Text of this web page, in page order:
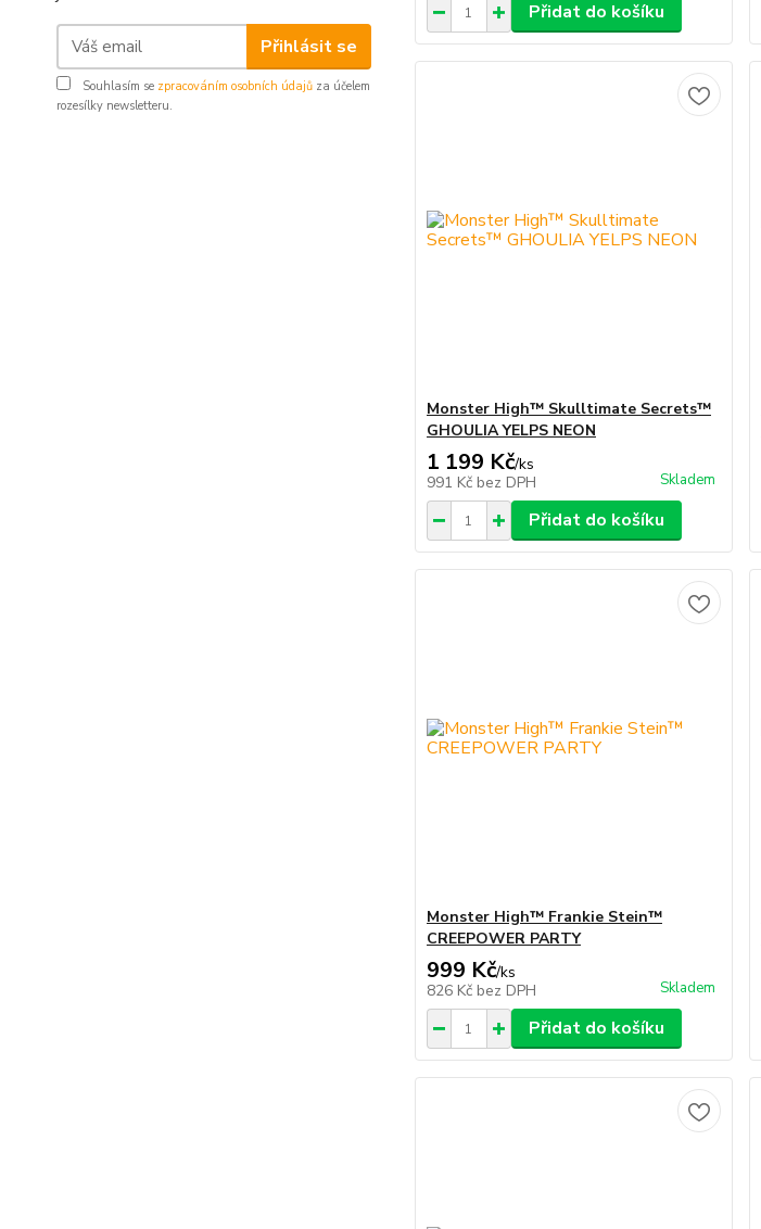
Přihlásit se
Souhlasím se zpracováním osobních údajů za účelem
rozesílky newsletteru.
Přidat do košíku
Monster High™ Skulltimate Secrets™
GHOULIA YELPS NEON
1 199 Kč/ks
991 Kč bez DPH Skladem
Přidat do košíku
Monster High™ Frankie Stein™
CREEPOWER PARTY
999 Kč/ks
826 Kč bez DPH Skladem
Přidat do košíku